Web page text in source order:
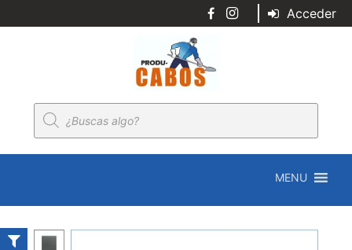
Acceder
Búsqueda
de
productos
MENU